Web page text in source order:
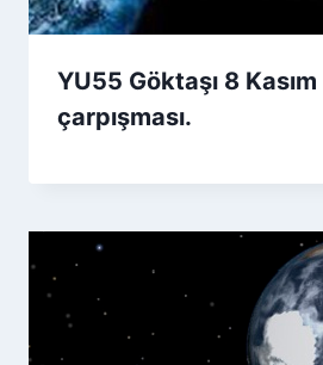
YU55 Göktaşı 8
çarpışması.